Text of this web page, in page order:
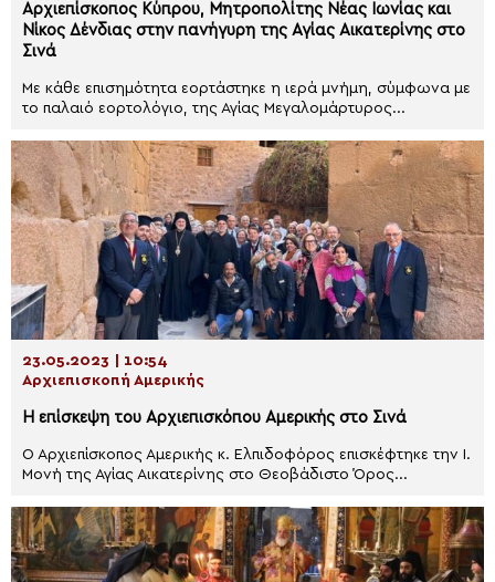
Αρχιεπίσκοπος Κύπρου, Μητροπολίτης Νέας Ιωνίας και
Νίκος Δένδιας στην πανήγυρη της Αγίας Αικατερίνης στο
Σινά
Με κάθε επισημότητα εορτάστηκε η ιερά μνήμη, σύμφωνα με
το παλαιό εορτολόγιο, της Αγίας Μεγαλομάρτυρος...
23.05.2023 | 10:54
Αρχιεπισκοπή Αμερικής
Η επίσκεψη του Αρχιεπισκόπου Αμερικής στο Σινά
Ο Αρχιεπίσκοπος Αμερικής κ. Ελπιδοφόρος επισκέφτηκε την Ι.
Μονή της Αγίας Αικατερίνης στο Θεοβάδιστο Όρος...